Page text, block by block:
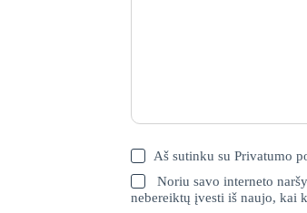
Aš sutinku su Privatumo
Noriu savo interneto
nebereiktų įvesti iš naujo, kai